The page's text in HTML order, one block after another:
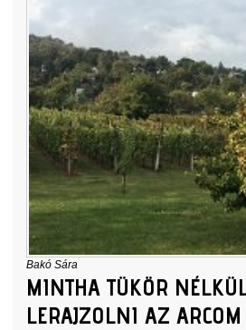
Bakó Sára
MINTHA TÜKÖR
LERAJZOLNI AZ ARCOM